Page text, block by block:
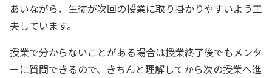
あいながら、生徒が次回の授業に取り掛かりやすいよう工
夫しています。
授業で分からないことがある場合は授業終了後でもメンタ
ーに質問できるので、きちんと理解してから次の授業へ進